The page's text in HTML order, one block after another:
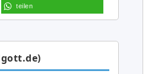
teilen